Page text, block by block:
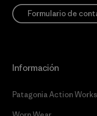
Formulario de
Información
Patagonia Action Works